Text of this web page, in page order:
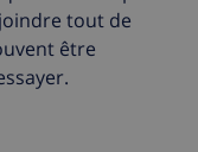
tout de
être